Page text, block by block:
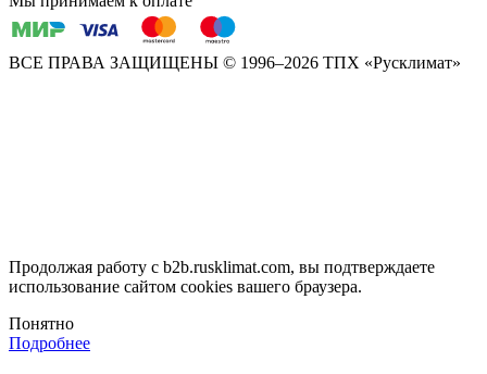
ВСЕ ПРАВА ЗАЩИЩЕНЫ © 1996–2026 ТПХ «Русклимат»
Продолжая работу с b2b.rusklimat.com, вы подтверждаете
использование сайтом cookies вашего браузера.
Понятно
Подробнее